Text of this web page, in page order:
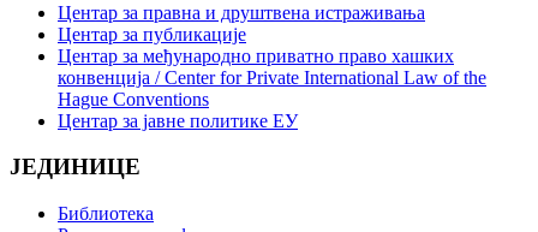
Центар за правна и друштвена истраживања
Центар за публикације
Центар за међународно приватно право хашких
конвенција / Center for Private International Law of the
Hague Conventions
Центар за јавне политике ЕУ
ЈЕДИНИЦЕ
Библиотека